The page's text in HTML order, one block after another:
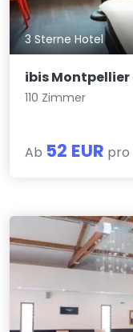
3 Sterne Hotel
ibis
110 Zimmer
Ab 52 EUR pro